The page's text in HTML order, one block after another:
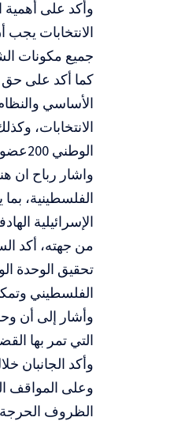
وأكد على
الانتخابات
جميع مكونات
كما أكد على حق
الأساسي
الوطني 200عضو من الخارج والشتات و150 عضو من الداخل.
واشار رباح ان
الفلسطينية،
الإسرائيلية
من جهته، أكد
تحقيق الوحدة
الفلسطيني
وأشار إلى أن
التي تمر بها
وأكد الجانبان
وعلى المواقف
الظروف الحرجة